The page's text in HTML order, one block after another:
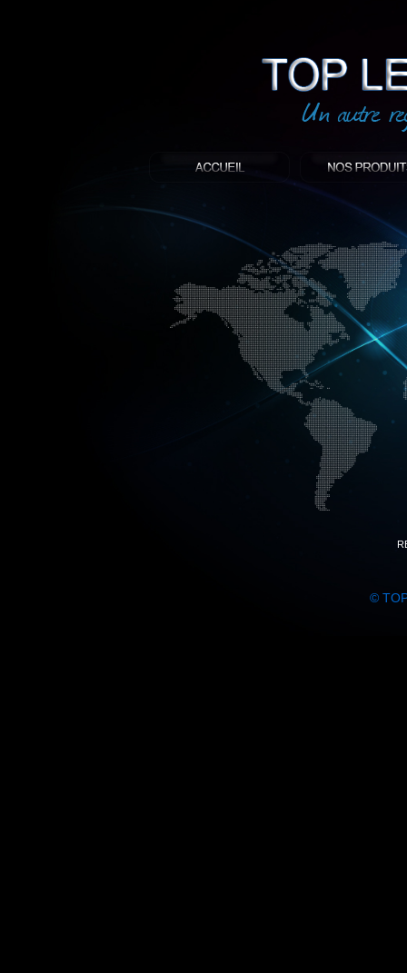
©
: Top led world
Produit décoratif led
Objet publicitaire led
éclairage blanc led
Enseigne publicitaire
Fabriquant et distributeur français
gamme à base de LED.
led, Topledworld, top led world, top
économie énergie, edf, lumière,